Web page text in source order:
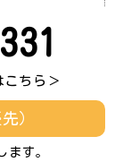
ちら＞
）
ます。